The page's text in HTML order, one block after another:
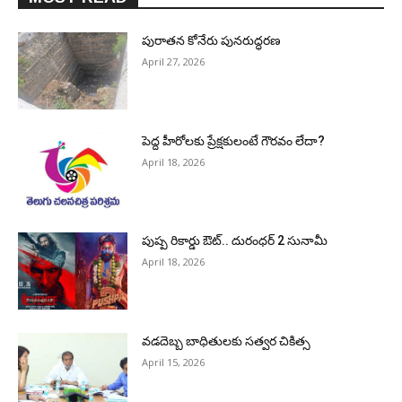
పురాత‌న కోనేరు పున‌రుద్ధ‌ర‌ణ
April 27, 2026
పెద్ద హీరోల‌కు ప్రేక్ష‌కులంటే గౌర‌వం లేదా?
April 18, 2026
పుష్ప రికార్డు ఔట్‌.. దురంధ‌ర్ 2 సునామీ
April 18, 2026
వడదెబ్బ బాధితులకు సత్వర చికిత్స
April 15, 2026